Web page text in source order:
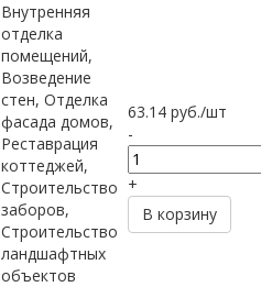
Внутренняя
отделка
помещений,
Возведение
стен, Отделка
фасада домов,
Реставрация
коттеджей,
Строительство
заборов,
Строительство
ландшафтных
объектов
63.14 руб./шт
-
+
В корзину